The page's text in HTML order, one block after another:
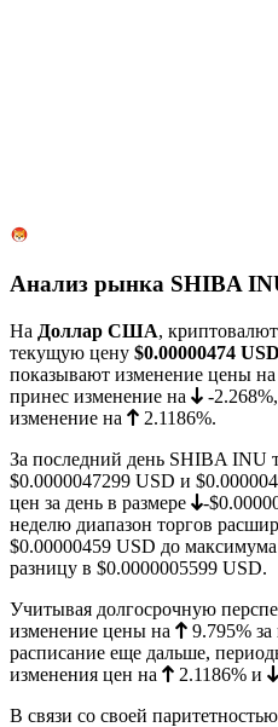
Анализ рынка SHIBA
На Доллар США,
текущую цену $0.00000474 USD
показывают изменение цены на
принес изменение на
-2.268%
изменение на
2.1186%.
За последний день SHIBA INU
$0.0000047299 USD и
цен за день в размере
-
неделю диапазон торгов
$0.00000459 USD до максимума
разницу в $0.0000005599 USD.
Учитывая долгосрочную
изменение цены на
9.795%
расписание еще дальше,
изменения цен на
2.1186% и
В связи со своей